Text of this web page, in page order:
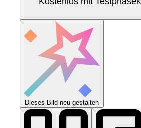
Dieses Bild neu gestalten